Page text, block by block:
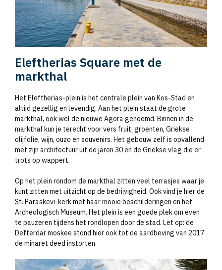
Eleftherias Square met de
markthal
Het Eleftherias-plein is het centrale plein van Kos-Stad en
altijd gezellig en levendig. Aan het plein staat de grote
markthal, ook wel de nieuwe Agora genoemd. Binnen in de
markthal kun je terecht voor vers fruit, groenten, Griekse
olijfolie, wijn, ouzo en souvenirs. Het gebouw zelf is opvallend
met zijn architectuur uit de jaren 30 en de Griekse vlag die er
trots op wappert.
Op het plein rondom de markthal zitten veel terrasjes waar je
kunt zitten met uitzicht op de bedrijvigheid. Ook vind je hier de
St. Paraskevi-kerk met haar mooie beschilderingen en het
Archeologisch Museum. Het plein is een goede plek om even
te pauzeren tijdens het rondlopen door de stad. Let op: de
Defterdar moskee stond hier ook tot de aardbeving van 2017
de minaret deed instorten.